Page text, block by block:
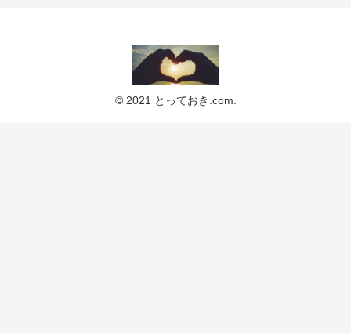
© 2021 とっておき.com.